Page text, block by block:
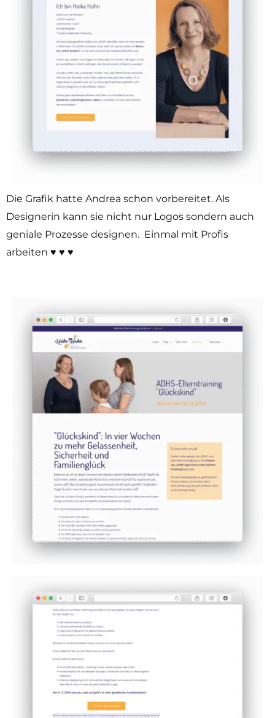
Die Grafik hatte Andrea schon vorbereitet. Als
Designerin kann sie nicht nur Logos sondern auch
geniale Prozesse designen. Einmal mit Profis
arbeiten ♥️ ♥️ ♥️